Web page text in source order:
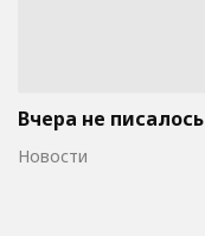
Вчера не
Новости